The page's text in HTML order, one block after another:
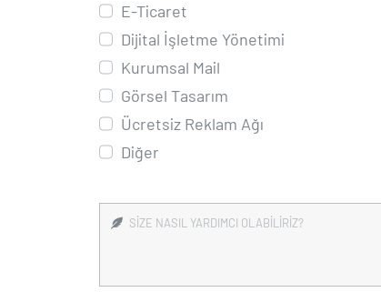
E-Ticaret
Dijital İşletme Yönetimi
Kurumsal Mail
Görsel Tasarım
Ücretsiz Reklam Ağı
Diğer